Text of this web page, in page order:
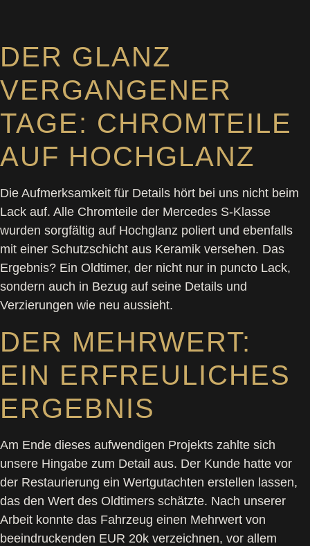
DER GLANZ
VERGANGENER
TAGE: CHROMTEILE
AUF HOCHGLANZ
Die Aufmerksamkeit für Details hört bei uns nicht beim
Lack auf. Alle Chromteile der Mercedes S-Klasse
wurden sorgfältig auf Hochglanz poliert und ebenfalls
mit einer Schutzschicht aus Keramik versehen. Das
Ergebnis? Ein Oldtimer, der nicht nur in puncto Lack,
sondern auch in Bezug auf seine Details und
Verzierungen wie neu aussieht.
DER MEHRWERT:
EIN ERFREULICHES
ERGEBNIS
Am Ende dieses aufwendigen Projekts zahlte sich
unsere Hingabe zum Detail aus. Der Kunde hatte vor
der Restaurierung ein Wertgutachten erstellen lassen,
das den Wert des Oldtimers schätzte. Nach unserer
Arbeit konnte das Fahrzeug einen Mehrwert von
beeindruckenden EUR 20k verzeichnen, vor allem